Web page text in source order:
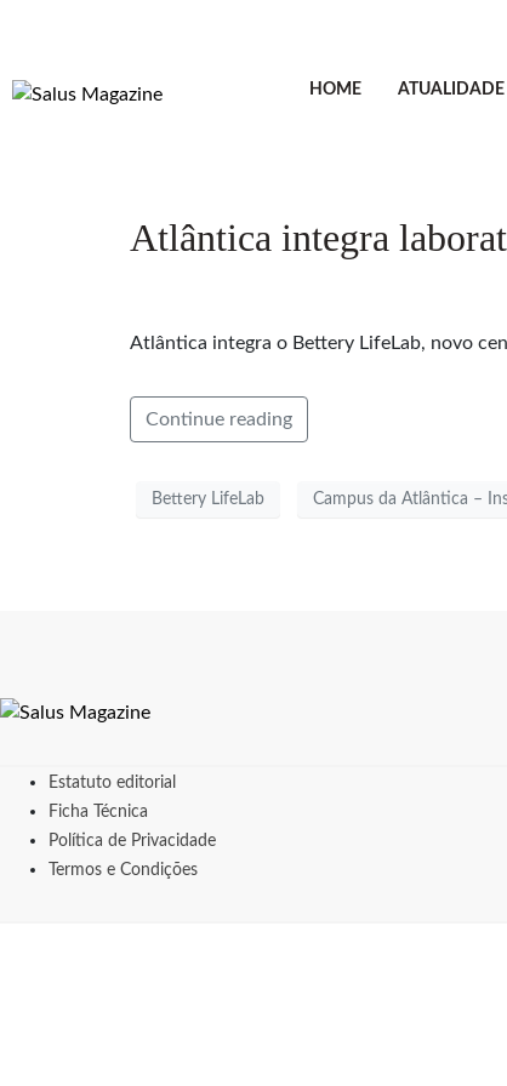
HOME ATUALIDADE
Atlântica integra
Atlântica integra o Bettery LifeLab, novo
Continue reading
Bettery LifeLab Campus da Atlântica –
Estatuto editorial
Ficha Técnica
Política de Privacidade
Termos e Condições